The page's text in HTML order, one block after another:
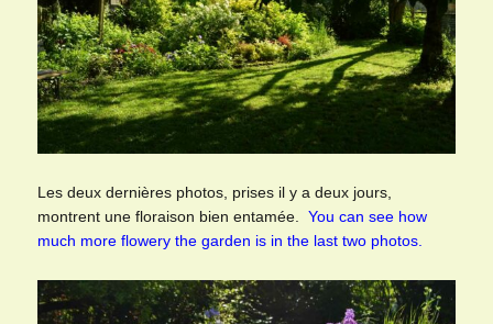
Les deux dernières photos, prises il y a deux jours,
montrent une floraison bien entamée.You can see how
much more flowery the garden is in the last two photos.